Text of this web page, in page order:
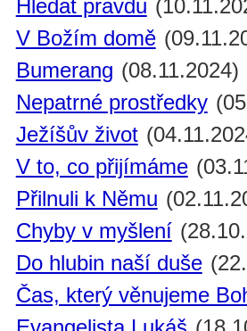
Hledat pravdu
V Božím domě
Bumerang (08.11.2024)
Nepatrné prostředky
Ježíšův život
V to, co přijímáme
Přilnuli k Němu
Chyby v myšlení
Do hlubin naší duše
Čas, který věnujeme